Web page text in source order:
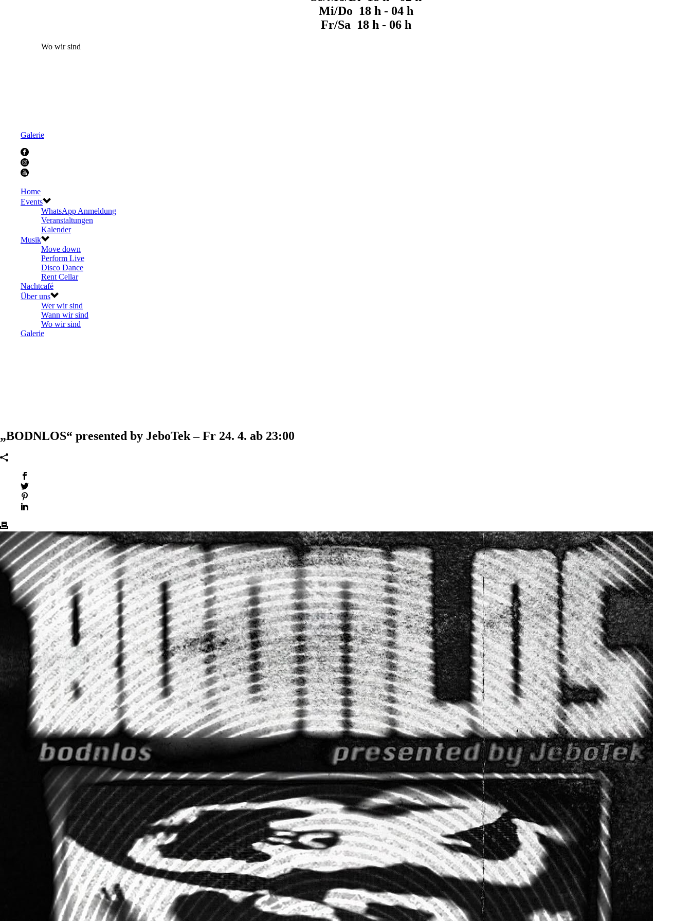
Mi/Do 18 h - 04 h
Fr/Sa 18 h - 06 h
Wo wir sind
Galerie
Home
Events
WhatsApp Anmeldung
Veranstaltungen
Kalender
Musik
Move down
Perform Live
Disco Dance
Rent Cellar
Nachtcafé
Über uns
Wer wir sind
Wann wir sind
Wo wir sind
Galerie
„BODNLOS“ presented by JeboTek – Fr 24. 4. ab 23:00